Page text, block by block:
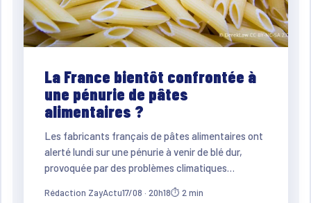
La France bientôt confrontée à
une pénurie de pâtes
alimentaires ?
Les fabricants français de pâtes alimentaires ont
alerté lundi sur une pénurie à venir de blé dur,
provoquée par des problèmes climatiques…
Rédaction ZayActu17/08 · 20h18⏱ 2 min